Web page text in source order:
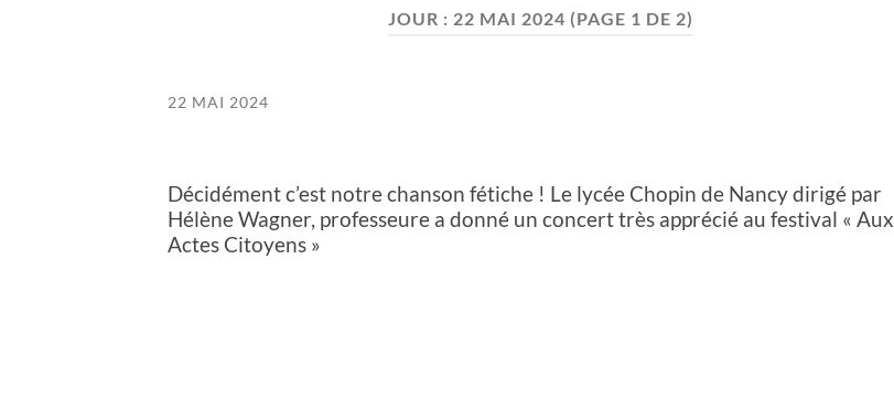
JOUR : 22 MAI 2024 (PAGE 1 DE 2)
22 MAI 2024
Décidément c’est notre chanson fétiche ! Le lycée Chopin de Nancy dirigé par
Hélène Wagner, professeure a donné un concert très apprécié au festival « Aux
Actes Citoyens »